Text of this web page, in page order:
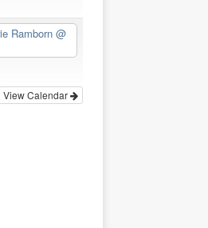
Ramborn@
View Calendar